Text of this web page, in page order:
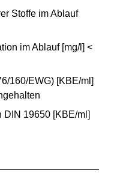
Stoffe im Ablauf
im Ablauf [mg/l] <
160/EWG) [KBE/ml]
DIN 19650 [KBE/ml]